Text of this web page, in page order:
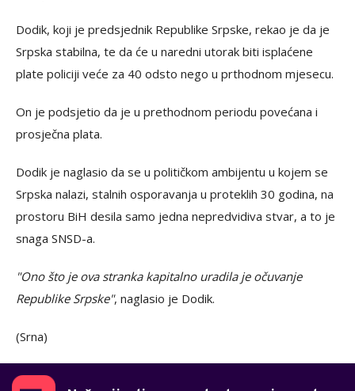
Dodik, koji je predsjednik Republike Srpske, rekao je da je
Srpska stabilna, te da će u naredni utorak biti isplaćene
plate policiji veće za 40 odsto nego u prthodnom mjesecu.
On je podsjetio da je u prethodnom periodu povećana i
prosječna plata.
Dodik je naglasio da se u političkom ambijentu u kojem se
Srpska nalazi, stalnih osporavanja u proteklih 30 godina, na
prostoru BiH desila samo jedna nepredvidiva stvar, a to je
snaga SNSD-a.
"Ono što je ova stranka kapitalno uradila je očuvanje
Republike Srpske", naglasio je Dodik.
(Srna)